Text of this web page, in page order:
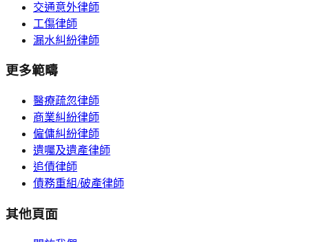
交通意外律師
工傷律師
漏水糾紛律師
更多範疇
醫療疏忽律師
商業糾紛律師
僱傭糾紛律師
遺囑及遺產律師
追債律師
債務重組/破產律師
其他頁面